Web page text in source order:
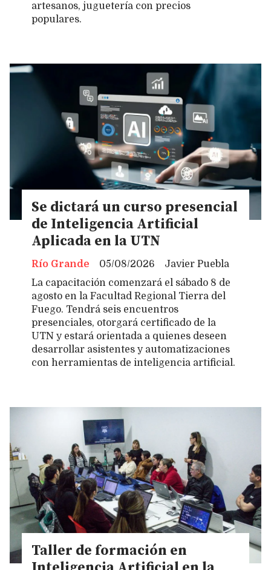
artesanos, juguetería con precios
populares.
Se dictará un curso presencial
de Inteligencia Artificial
Aplicada en la UTN
Javier Puebla
Río Grande
05/08/2026
La capacitación comenzará el sábado 8 de
agosto en la Facultad Regional Tierra del
Fuego. Tendrá seis encuentros
presenciales, otorgará certificado de la
UTN y estará orientada a quienes deseen
desarrollar asistentes y automatizaciones
con herramientas de inteligencia artificial.
Taller de formación en